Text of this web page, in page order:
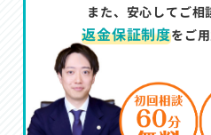
また、安心してご相
返金保証制度をご